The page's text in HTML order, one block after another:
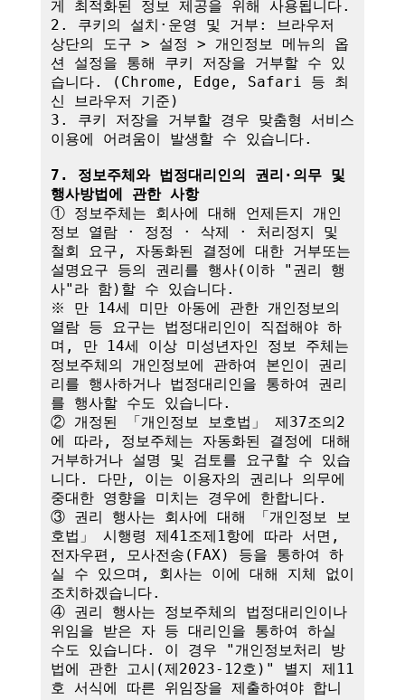
게 최적화된 정보 제공을 위해 사용됩니다.
2. 쿠키의 설치·운영 및 거부: 브라우저
상단의 도구 > 설정 > 개인정보 메뉴의 옵
션 설정을 통해 쿠키 저장을 거부할 수 있
습니다. (Chrome, Edge, Safari 등 최
신 브라우저 기준)
3. 쿠키 저장을 거부할 경우 맞춤형 서비스
이용에 어려움이 발생할 수 있습니다.
7. 정보주체와 법정대리인의 권리·의무 및
행사방법에 관한 사항
① 정보주체는 회사에 대해 언제든지 개인
정보 열람 · 정정 · 삭제 · 처리정지 및
철회 요구, 자동화된 결정에 대한 거부또는
설명요구 등의 권리를 행사(이하 "권리 행
사"라 함)할 수 있습니다.
※ 만 14세 미만 아동에 관한 개인정보의
열람 등 요구는 법정대리인이 직접해야 하
며, 만 14세 이상 미성년자인 정보 주체는
정보주체의 개인정보에 관하여 본인이 권리
리를 행사하거나 법정대리인을 통하여 권리
를 행사할 수도 있습니다.
② 개정된 「개인정보 보호법」 제37조의2
에 따라, 정보주체는 자동화된 결정에 대해
거부하거나 설명 및 검토를 요구할 수 있습
니다. 다만, 이는 이용자의 권리나 의무에
중대한 영향을 미치는 경우에 한합니다.
③ 권리 행사는 회사에 대해 「개인정보 보
호법」 시행령 제41조제1항에 따라 서면,
전자우편, 모사전송(FAX) 등을 통하여 하
실 수 있으며, 회사는 이에 대해 지체 없이
조치하겠습니다.
④ 권리 행사는 정보주체의 법정대리인이나
위임을 받은 자 등 대리인을 통하여 하실
수도 있습니다. 이 경우 "개인정보처리 방
법에 관한 고시(제2023-12호)" 별지 제11
호 서식에 따른 위임장을 제출하여야 합니